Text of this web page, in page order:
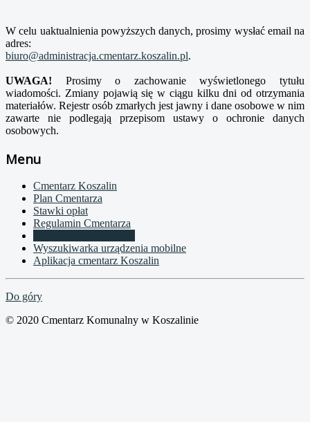
W celu uaktualnienia powyższych danych, prosimy wysłać email na
adres:
biuro@administracja.cmentarz.koszalin.pl.
UWAGA! Prosimy o zachowanie wyświetlonego tytułu
wiadomości. Zmiany pojawią się w ciągu kilku dni od otrzymania
materiałów. Rejestr osób zmarłych jest jawny i dane osobowe w nim
zawarte nie podlegają przepisom ustawy o ochronie danych
osobowych.
Menu
Cmentarz Koszalin
Plan Cmentarza
Stawki opłat
Regulamin Cmentarza
Wyszukiwarka urządzenia mobilne
Aplikacja cmentarz Koszalin
Do góry
© 2020 Cmentarz Komunalny w Koszalinie